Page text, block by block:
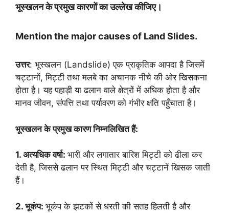
भूस्खलन के प्रमुख कारणों का उल्लेख कीजिए।
Mention the major causes of Land Slides.
उत्तर: भूस्खलन (Landslide) एक प्राकृतिक आपदा है जिसमें
चट्टानों, मिट्टी तथा मलबे का अचानक नीचे की ओर खिसकना
होता है। यह पहाड़ी या ढलान वाले क्षेत्रों में अधिक होता है और
मानव जीवन, संपत्ति तथा पर्यावरण को गंभीर क्षति पहुँचाता है।
भूस्खलन के प्रमुख कारण निम्नलिखित हैं:
1. अत्यधिक वर्षा: भारी और लगातार बारिश मिट्टी को ढीला कर
देती है, जिससे ढलान पर स्थित मिट्टी और चट्टानें खिसक जाती
हैं।
2. भूकंप: भूकंप के झटकों से धरती की सतह हिलती है और